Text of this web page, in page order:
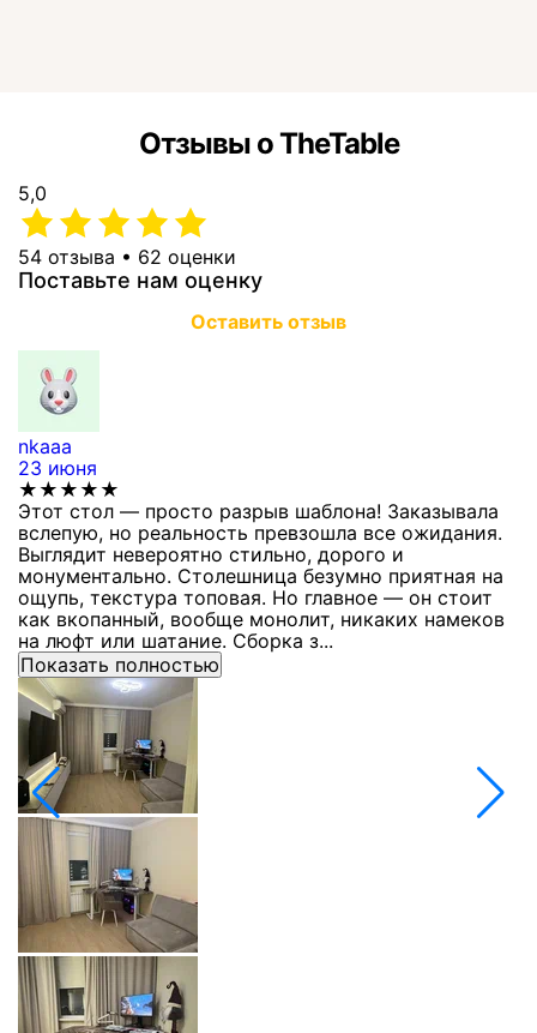
Отзывы о TheTable
5,0
54 отзыва • 62 оценки
Поставьте нам оценку
Оставить отзыв
nkaaa
23 июня
★★★★★
Этот стол — просто разрыв шаблона! Заказывала
вслепую, но реальность превзошла все ожидания.
Выглядит невероятно стильно, дорого и
монументально. Столешница безумно приятная на
ощупь, текстура топовая. Но главное — он стоит
как вкопанный, вообще монолит, никаких намеков
на люфт или шатание. Сборка з...
Показать полностью